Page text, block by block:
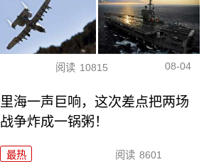
阅读 10815 08-04
里海一声巨响，这次差点把两场
战争炸成一锅粥！
最热 阅读 8601